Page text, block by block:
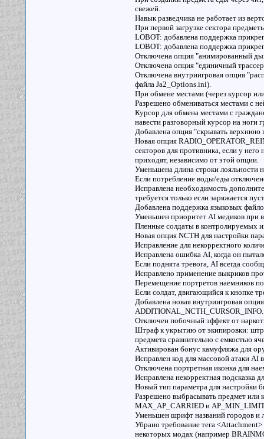
свежей.
Навык разведчика не работает из
При первой загрузке сектора
LOBOT: добавлена поддержка
LOBOT: добавлена поддержка
Отключена опция "анимированный
Отключена опция "единичный
Отключена внутриигровая опция
файла Ja2_Options.ini).
При обмене местами (через курсор
Разрешено обмениваться местами с
Курсор для обмена местами с
навести разговорный курсор на ноги
Добавлена опция "скрывать верхнюю
Новая опция
секторов для противника, если у него
приходят, независимо от этой опции.
Уменьшена длина строки лояльности
Если потребление воды/еды
Исправлена необходимость
требуется только если заряжается
Добавлена поддержка языковых
Уменьшен приоритет AI медиков при
Пленные солдаты в контролируемых
Новая опция NCTH для настройки
Исправление для некорректного
Исправлена ошибка AI, когда он
Если поднята тревога, AI всегда
Исправлено применение выкриков
Перемещение портретов наемников
Если солдат, двигающийся к кнопке
Добавлена новая внутриигровая
ADDITIONAL_NCTH_CURSOR_INFO.
Отключен побочный эффект от
Штраф к укрытию от экипировки:
предмета сравнительно с емкостью
Активирован бонус камуфляжа для
Исправлен код для массовой атаки AI
Отключена портретная иконка для
Исправлена некорректная подсказка
Новый тип параметра для настройки
Разрешено выбрасывать предмет или
MAX_AP_CARRIED и
Уменьшен шрифт названий городов и
Убрано требование тега
некоторых модах (например